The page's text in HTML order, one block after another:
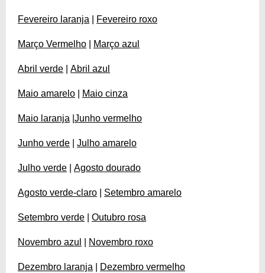
Fevereiro laranja Fevereiro roxo
Março Vermelho Março azul
Abril verde Abril azul
Maio amarelo Maio cinza
Maio laranja Junho vermelho
Junho verde Julho amarelo
Julho verde Agosto dourado
Agosto verde-claro Setembro amarelo
Setembro verde Outubro rosa
Novembro azul Novembro roxo
Dezembro laranja Dezembro vermelho